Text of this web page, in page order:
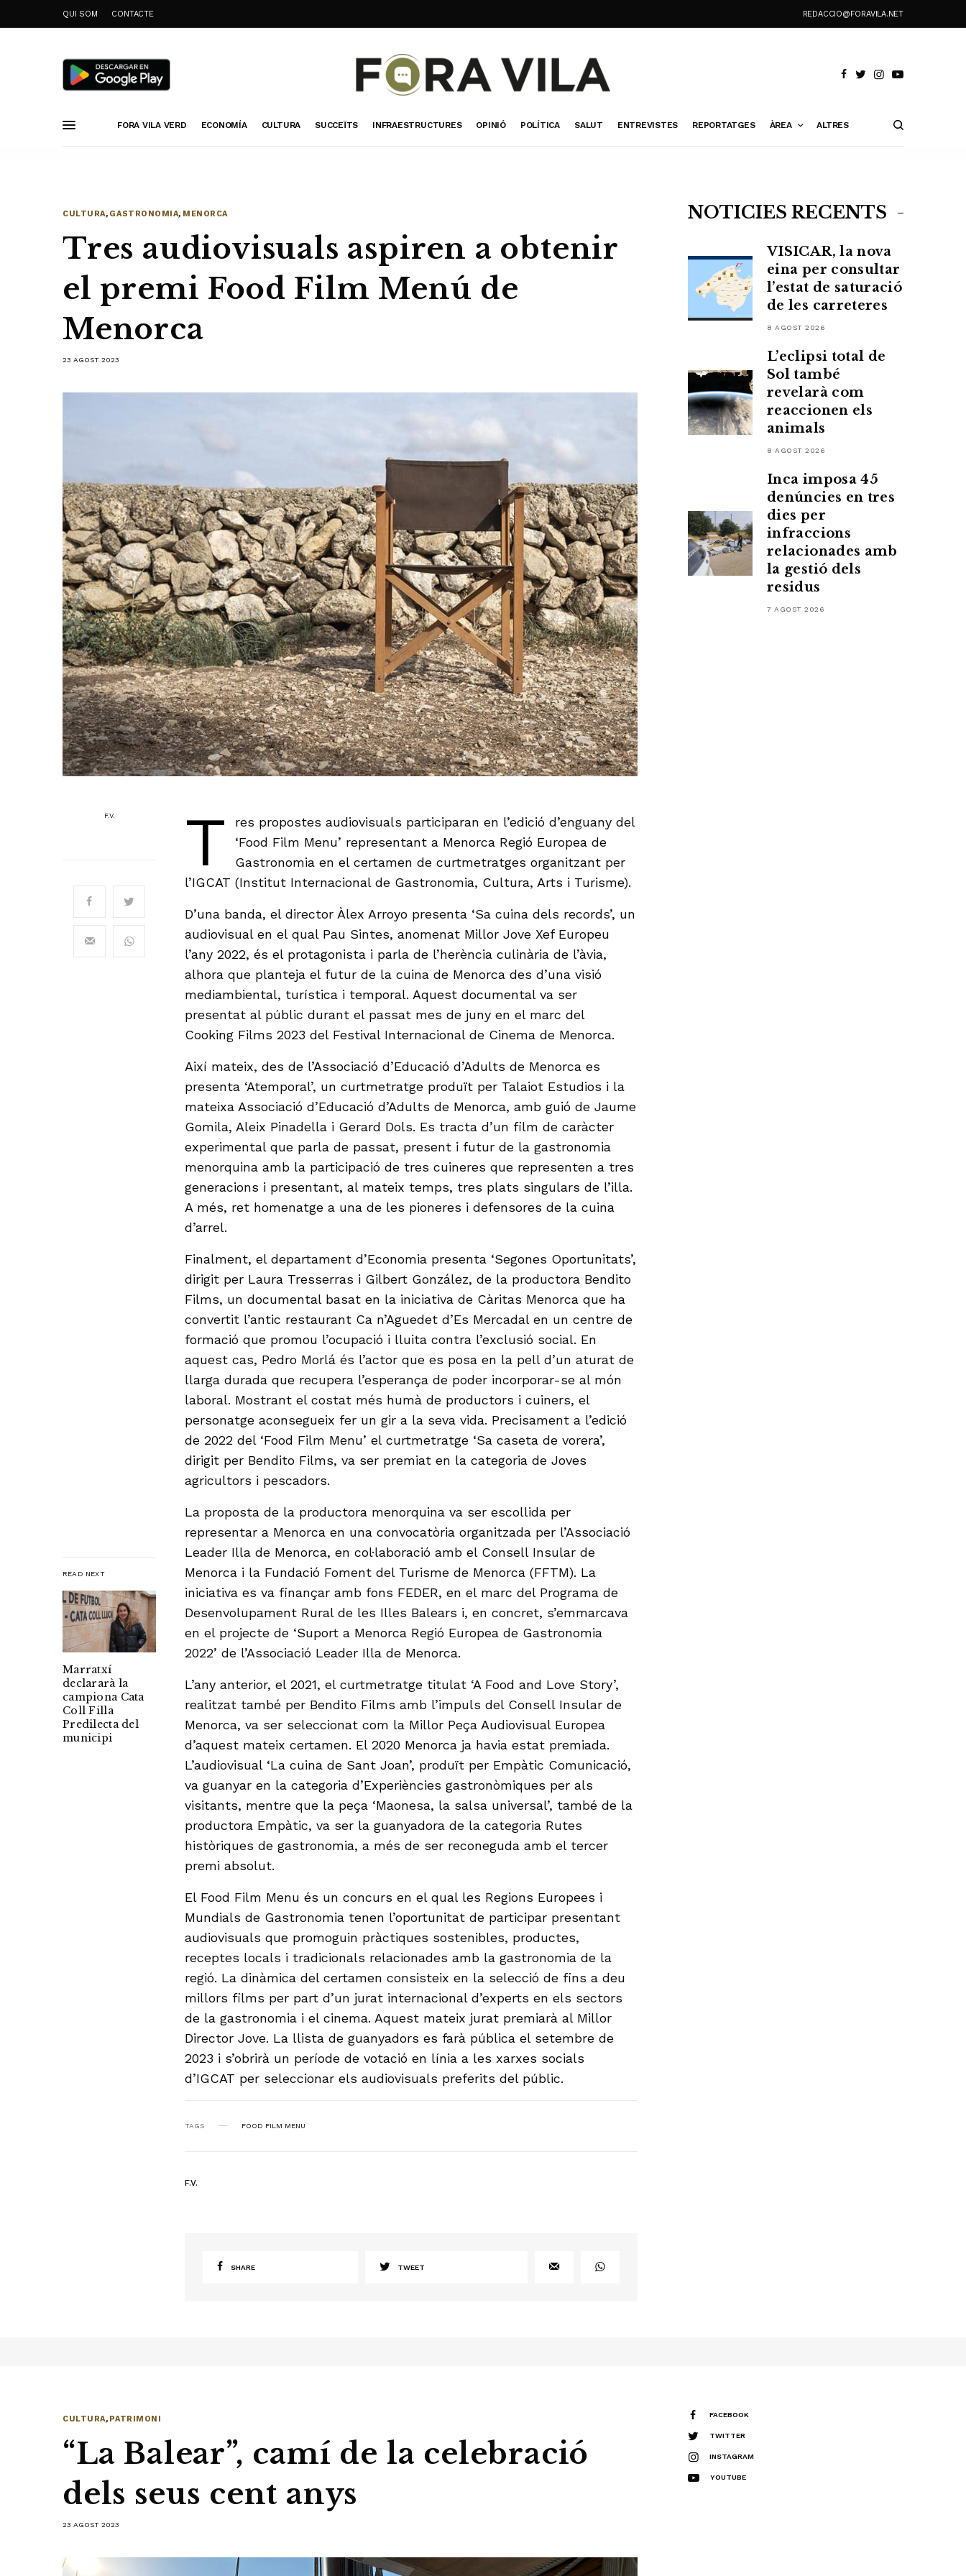
QUI SOM CONTACTE REDACCIO@FORAVILA.NET
FORA VILA VERD ECONOMÍA CULTURA SUCCEÏTS INFRAESTRUCTURES OPINIÓ POLÍTICA SALUT ENTREVISTES REPORTATGES ÀREA ALTRES
CULTURA, GASTRONOMIA, MENORCA
Tres audiovisuals aspiren a obtenir
el premi Food Film Menú de
Menorca
23 AGOST 2023
F.V.
READ NEXT
Marratxí
declararà la
campiona Cata
Coll Filla
Predilecta del
municipi
T
res propostes audiovisuals participaran en l’edició d’enguany del
‘Food Film Menu’ representant a Menorca Regió Europea de
Gastronomia en el certamen de curtmetratges organitzant per
l’IGCAT (Institut Internacional de Gastronomia, Cultura, Arts i Turisme).
D’una banda, el director Àlex Arroyo presenta ‘Sa cuina dels records’, un
audiovisual en el qual Pau Sintes, anomenat Millor Jove Xef Europeu
l’any 2022, és el protagonista i parla de l’herència culinària de l’àvia,
alhora que planteja el futur de la cuina de Menorca des d’una visió
mediambiental, turística i temporal. Aquest documental va ser
presentat al públic durant el passat mes de juny en el marc del
Cooking Films 2023 del Festival Internacional de Cinema de Menorca.
Així mateix, des de l’Associació d’Educació d’Adults de Menorca es
presenta ‘Atemporal’, un curtmetratge produït per Talaiot Estudios i la
mateixa Associació d’Educació d’Adults de Menorca, amb guió de Jaume
Gomila, Aleix Pinadella i Gerard Dols. Es tracta d’un film de caràcter
experimental que parla de passat, present i futur de la gastronomia
menorquina amb la participació de tres cuineres que representen a tres
generacions i presentant, al mateix temps, tres plats singulars de l’illa.
A més, ret homenatge a una de les pioneres i defensores de la cuina
d’arrel.
Finalment, el departament d’Economia presenta ‘Segones Oportunitats’,
dirigit per Laura Tresserras i Gilbert González, de la productora Bendito
Films, un documental basat en la iniciativa de Càritas Menorca que ha
convertit l’antic restaurant Ca n’Aguedet d’Es Mercadal en un centre de
formació que promou l’ocupació i lluita contra l’exclusió social. En
aquest cas, Pedro Morlá és l’actor que es posa en la pell d’un aturat de
llarga durada que recupera l’esperança de poder incorporar-se al món
laboral. Mostrant el costat més humà de productors i cuiners, el
personatge aconsegueix fer un gir a la seva vida. Precisament a l’edició
de 2022 del ‘Food Film Menu’ el curtmetratge ‘Sa caseta de vorera’,
dirigit per Bendito Films, va ser premiat en la categoria de Joves
agricultors i pescadors.
La proposta de la productora menorquina va ser escollida per
representar a Menorca en una convocatòria organitzada per l’Associació
Leader Illa de Menorca, en col·laboració amb el Consell Insular de
Menorca i la Fundació Foment del Turisme de Menorca (FFTM). La
iniciativa es va finançar amb fons FEDER, en el marc del Programa de
Desenvolupament Rural de les Illes Balears i, en concret, s’emmarcava
en el projecte de ‘Suport a Menorca Regió Europea de Gastronomia
2022’ de l’Associació Leader Illa de Menorca.
L’any anterior, el 2021, el curtmetratge titulat ‘A Food and Love Story’,
realitzat també per Bendito Films amb l’impuls del Consell Insular de
Menorca, va ser seleccionat com la Millor Peça Audiovisual Europea
d’aquest mateix certamen. El 2020 Menorca ja havia estat premiada.
L’audiovisual ‘La cuina de Sant Joan’, produït per Empàtic Comunicació,
va guanyar en la categoria d’Experiències gastronòmiques per als
visitants, mentre que la peça ‘Maonesa, la salsa universal’, també de la
productora Empàtic, va ser la guanyadora de la categoria Rutes
històriques de gastronomia, a més de ser reconeguda amb el tercer
premi absolut.
El Food Film Menu és un concurs en el qual les Regions Europees i
Mundials de Gastronomia tenen l’oportunitat de participar presentant
audiovisuals que promoguin pràctiques sostenibles, productes,
receptes locals i tradicionals relacionades amb la gastronomia de la
regió. La dinàmica del certamen consisteix en la selecció de fins a deu
millors films per part d’un jurat internacional d’experts en els sectors
de la gastronomia i el cinema. Aquest mateix jurat premiarà al Millor
Director Jove. La llista de guanyadors es farà pública el setembre de
2023 i s’obrirà un període de votació en línia a les xarxes socials
d’IGCAT per seleccionar els audiovisuals preferits del públic.
TAGS FOOD FILM MENU
F.V.
SHARE TWEET
NOTÍCIES RECENTS
VISICAR, la nova
eina per consultar
l’estat de saturació
de les carreteres
8 AGOST 2026
L’eclipsi total de
Sol també
revelarà com
reaccionen els
animals
8 AGOST 2026
Inca imposa 45
denúncies en tres
dies per
infraccions
relacionades amb
la gestió dels
residus
7 AGOST 2026
CULTURA, PATRIMONI
“La Balear”, camí de la celebració
dels seus cent anys
23 AGOST 2023
FACEBOOK
TWITTER
INSTAGRAM
YOUTUBE